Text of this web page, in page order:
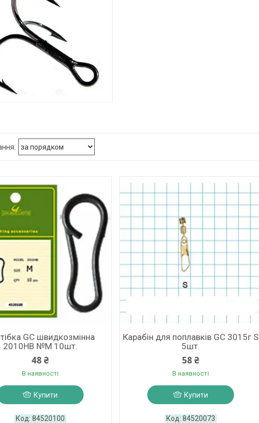
GC швидкозмінна
2010HB №M 10шт.
48 ₴
В наявності
Купити
84520100
Карабін для поплавків GC 3015г S
5шт.
58 ₴
В наявності
Купити
84520073